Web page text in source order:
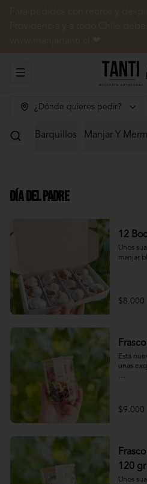
Abrir menu de navegación
¿Dónde quieres pedir?
Barquillos Manjar Y
Día del Padre
12
Unos
manjar
$8.000
Esta
unas
chocolate
$9.000
120 gr
Unos